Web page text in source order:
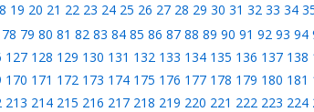
19 20 21 22 23 24 25 26 27 28 29 30 31 32 33 34
78 79 80 81 82 83 84 85 86 87 88 89 90 91 92 93 94
127 128 129 130 131 132 133 134 135 136 137 138
170 171 172 173 174 175 176 177 178 179 180 181
213 214 215 216 217 218 219 220 221 222 223 224